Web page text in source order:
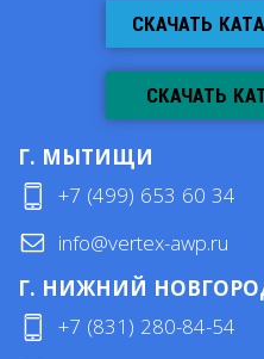
СКАЧАТЬ
СКАЧАТЬ
Г. МЫТИЩИ
+7 (499) 653 60 34
info@vertex-awp.ru
Г. НИЖНИЙ
+7 (831) 280-84-54